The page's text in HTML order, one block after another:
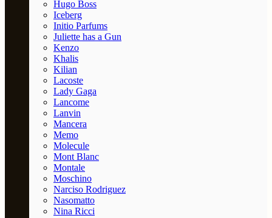
Hugo Boss
Iceberg
Initio Parfums
Juliette has a Gun
Kenzo
Khalis
Kilian
Lacoste
Lady Gaga
Lancome
Lanvin
Mancera
Memo
Molecule
Mont Blanc
Montale
Moschino
Narciso Rodriguez
Nasomatto
Nina Ricci